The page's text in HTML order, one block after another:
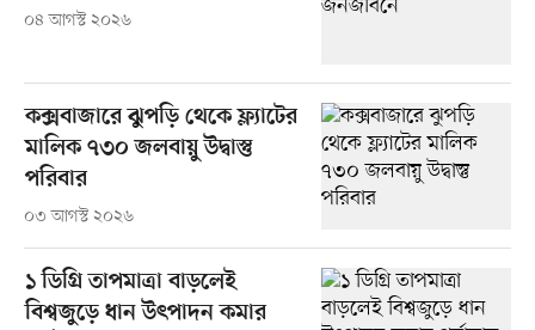
০৪ আগস্ট ২০২৬
কক্সবাজারে ঝুপড়ি থেকে ফ্ল্যাটের
মালিক ৭৩০ জলবায়ু উদ্বাস্তু
পরিবার
০৩ আগস্ট ২০২৬
১ ডিগ্রি তাপমাত্রা বাড়লেই
বিশ্বজুড়ে ধান উৎপাদন কমার